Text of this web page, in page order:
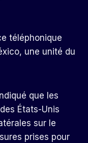
téléphonique
une unité du
que les
États-Unis
sur le
prises pour